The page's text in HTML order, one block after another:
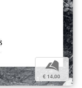
b
€ 14,00